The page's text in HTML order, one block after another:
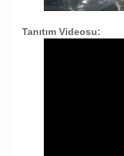
Tanıtım Videosu: